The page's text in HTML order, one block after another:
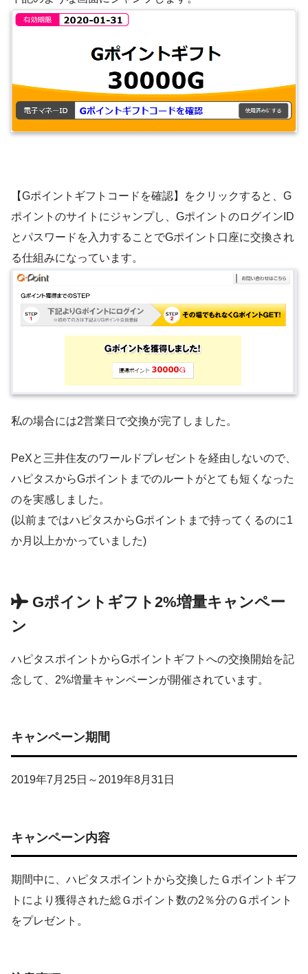
【Gポイントギフトコードを確認】をクリックすると、G
ポイントのサイトにジャンプし、GポイントのログインID
とパスワードを入力することでGポイント口座に交換され
る仕組みになっています。
私の場合には2営業日で交換が完了しました。
PeXと三井住友のワールドプレゼントを経由しないので、
ハピタスからGポイントまでのルートがとても短くなった
のを実感しました。
(以前まではハピタスからGポイントまで持ってくるのに1
か月以上かかっていました)
Gポイントギフト2%増量キャンペー
ン
ハピタスポイントからGポイントギフトへの交換開始を記
念して、2%増量キャンペーンが開催されています。
キャンペーン期間
2019年7月25日～2019年8月31日
キャンペーン内容
期間中に、ハピタスポイントから交換したＧポイントギフ
トにより獲得された総Ｇポイント数の2％分のＧポイント
をプレゼント。